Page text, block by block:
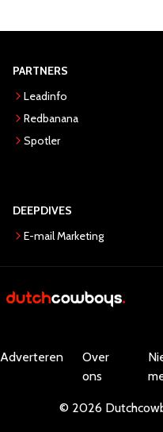
PARTNERS
Leadinfo
Redbanana
Spotler
DEEPDIVES
E-mail Marketing
Adverteren
Over
ons
© 2026